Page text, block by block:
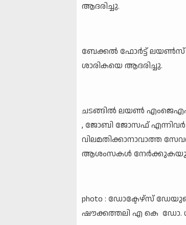
ആദരിച്ചു.
ബേക്കൽ ഫോർട്ട് ലയൺസ്
ശാരികയെ ആദരിച്ചു.
ചടങ്ങിൽ ലയൺ എംജെഎഫ്
, ജോബി ജോസഫ്
വിലമതിക്കാനാവാത്ത
ആശംസകൾ
photo : ഡോക്ടേഴ്സ്
ഷൗക്കത്തലി എ കെ ഡോ.